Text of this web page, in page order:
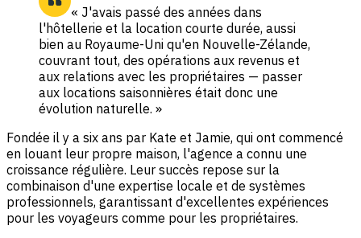
« J'avais passé des années dans
l'hôtellerie et la location courte durée, aussi
bien au Royaume-Uni qu'en Nouvelle-Zélande,
couvrant tout, des opérations aux revenus et
aux relations avec les propriétaires — passer
aux locations saisonnières était donc une
évolution naturelle. »
Fondée il y a six ans par Kate et Jamie, qui ont commencé
en louant leur propre maison, l'agence a connu une
croissance régulière. Leur succès repose sur la
combinaison d'une expertise locale et de systèmes
professionnels, garantissant d'excellentes expériences
pour les voyageurs comme pour les propriétaires.